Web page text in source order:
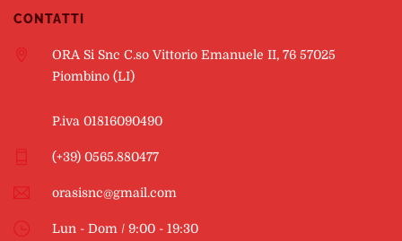
CONTATTI
(+39) 0565.880477
ORA Si Snc C.so Vittorio Emanuele II, 76 57025
Piombino (LI)
P.iva 01816090490
orasisnc@gmail.com
Lun - Dom / 9:00 - 19:30